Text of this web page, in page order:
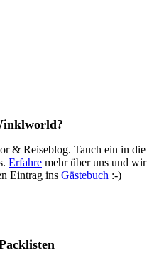
& Reiseblog. Tauch ein in die
Erfahre mehr über uns und wir
Eintrag ins Gästebuch :-)